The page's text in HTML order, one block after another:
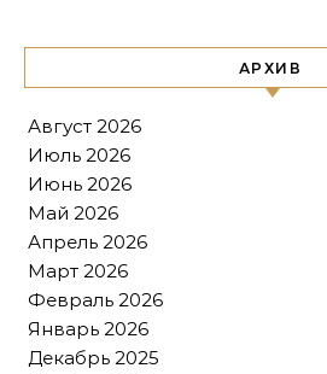
АРХИВ
Август 2026
Июль 2026
Июнь 2026
Май 2026
Апрель 2026
Март 2026
Февраль 2026
Январь 2026
Декабрь 2025